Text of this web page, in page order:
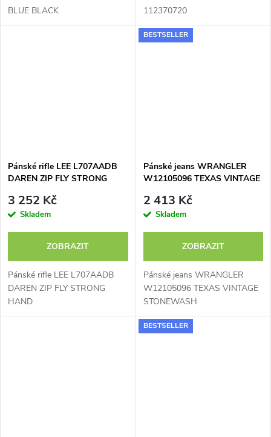
BLUE BLACK
112370720
Pánské rifle LEE L707AADB
DAREN ZIP FLY STRONG
3 252 Kč
Skladem
ZOBRAZIT
Pánské rifle LEE L707AADB
DAREN ZIP FLY STRONG
HAND
BESTSELLER
Pánské jeans WRANGLER
W12105096 TEXAS VINTAGE
2 413 Kč
Skladem
ZOBRAZIT
Pánské jeans WRANGLER
W12105096 TEXAS VINTAGE
STONEWASH
BESTSELLER